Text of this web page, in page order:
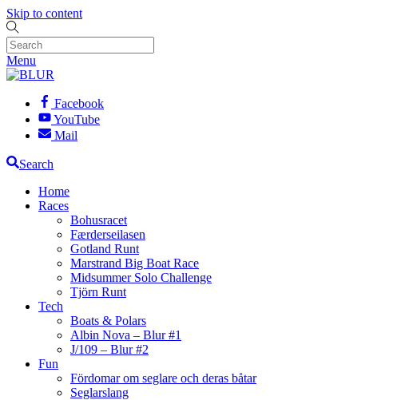
Skip to content
Menu
Facebook
YouTube
Mail
Search
Home
Races
Bohusracet
Færderseilasen
Gotland Runt
Marstrand Big Boat Race
Midsummer Solo Challenge
Tjörn Runt
Tech
Boats & Polars
Albin Nova – Blur #1
J/109 – Blur #2
Fun
Fördomar om seglare och deras båtar
Seglarslang